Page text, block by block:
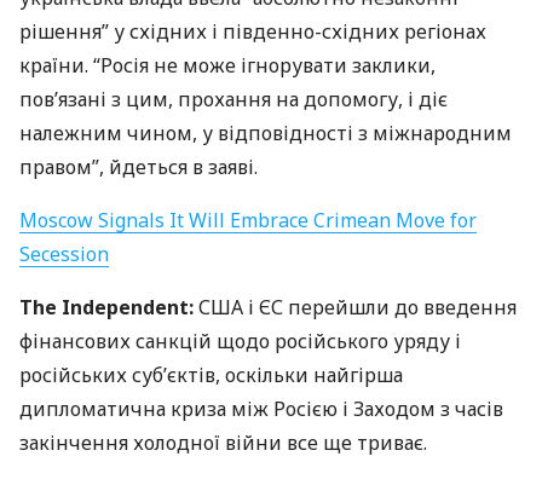
рішення” у східних і південно-східних регіонах
країни. “Росія не може ігнорувати заклики,
пов’язані з цим, прохання на допомогу, і діє
належним чином, у відповідності з міжнародним
правом”, йдеться в заяві.
Moscow Signals It Will Embrace Crimean Move for
Secession
The Independent:США і ЄС перейшли до введення
фінансових санкцій щодо російського уряду і
російських суб’єктів, оскільки найгірша
дипломатична криза між Росією і Заходом з часів
закінчення холодної війни все ще триває.